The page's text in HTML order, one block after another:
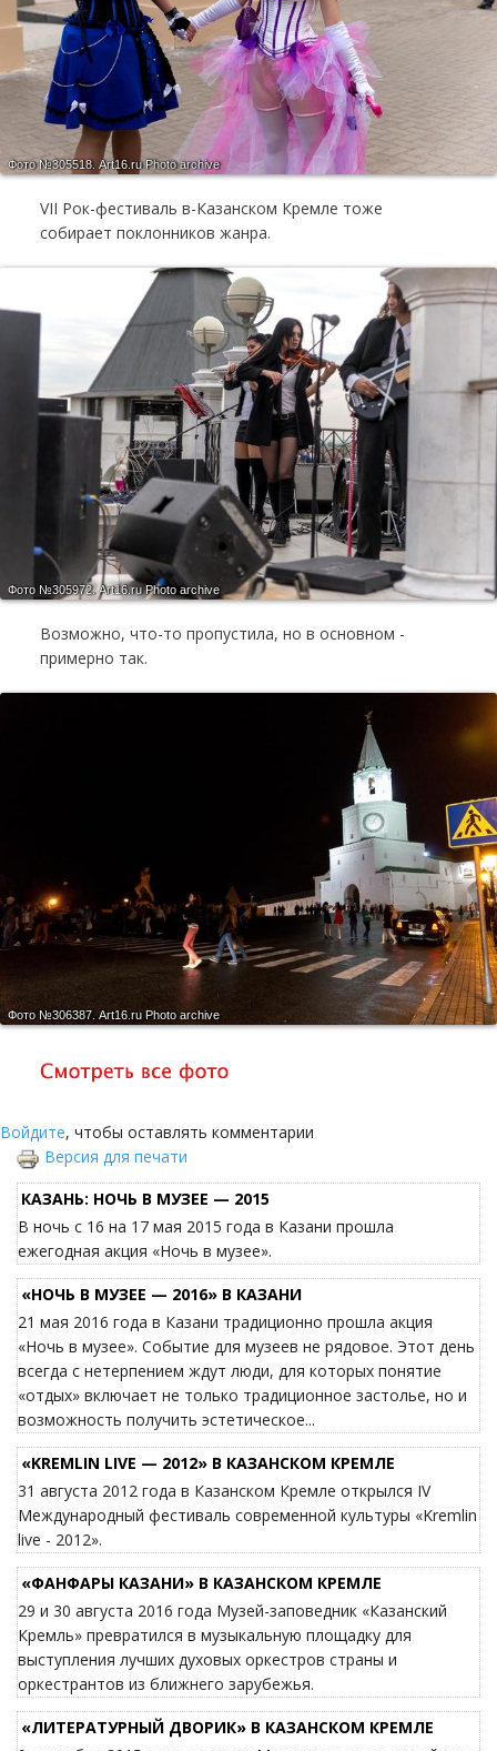
Фото №305518.Art16.ru Photo archive
VII Рок-фе­сти­валь в-Ка­зан­ском Крем­ле тоже
собирает поклонников жанра.
Фото №305972. Art16.ru Photo archive
Возможно, что-то пропустила, но в основном -
примерно так.
Фото №306387. Art16.ru Photo archive
Войдите, чтобы оставлять комментарии
Версия для печати
КАЗАНЬ: НОЧЬ В МУЗЕЕ — 2015
В ночь с 16 на 17 мая 2015 года в Казани прошла
ежегодная акция «Ночь в музее».
«НОЧЬ В МУЗЕЕ — 2016» В КАЗАНИ
21 мая 2016 года в Казани традиционно прошла акция
«Ночь в музее». Событие для музеев не рядовое. Этот день
всегда с нетерпением ждут люди, для которых понятие
«отдых» включает не только традиционное застолье, но и
возможность получить эстетическое...
«KREMLIN LIVE — 2012» В КАЗАНСКОМ КРЕМЛЕ
31 августа 2012 года в Казанском Кремле открылся IV
Международный фестиваль современной культуры «Kremlin
live - 2012».
«ФАНФАРЫ КАЗАНИ» В КАЗАНСКОМ КРЕМЛЕ
29 и 30 августа 2016 года Музей-заповедник «Казанский
Кремль» превратился в музыкальную площадку для
выступления лучших духовых оркестров страны и
оркестрантов из ближнего зарубежья.
«ЛИТЕРАТУРНЫЙ ДВОРИК» В КАЗАНСКОМ КРЕМЛЕ